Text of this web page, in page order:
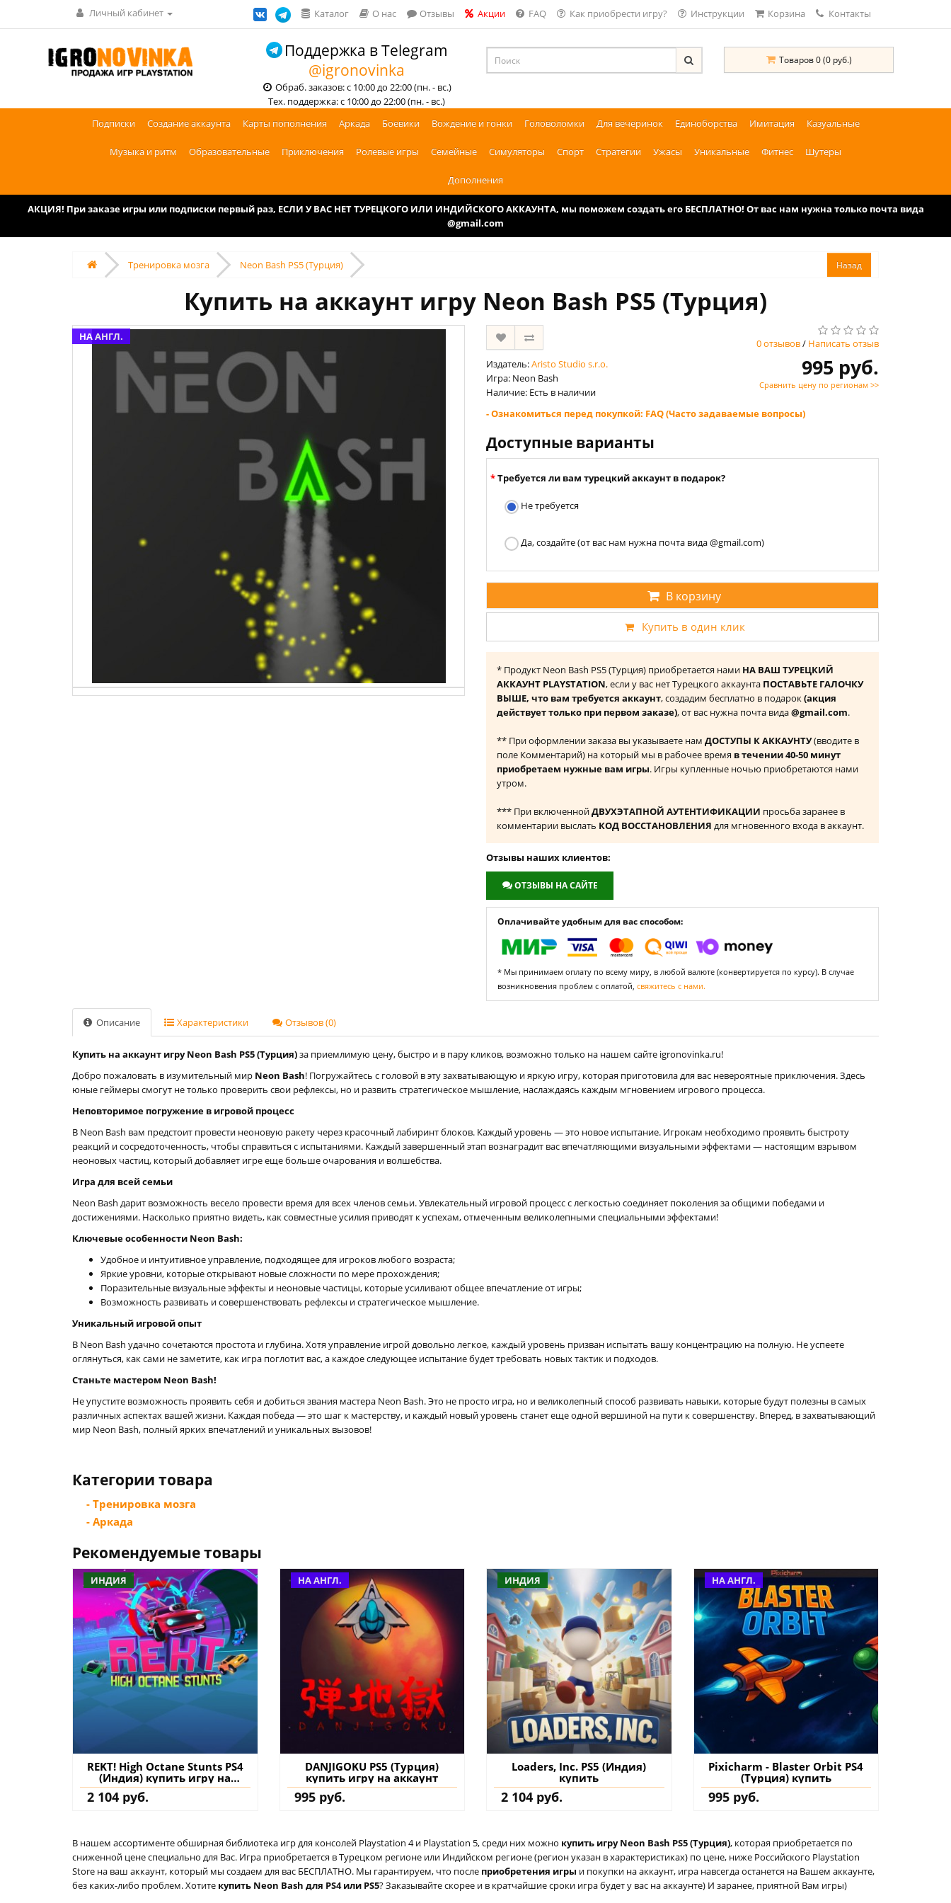
Личный кабинет Каталог О нас Отзывы Акции FAQ Как приобрести игру? Инструкции Корзина Контакты
Поддержка в Telegram
@igronovinka
Обраб. заказов: с 10:00 до 22:00 (пн. - вс.)
Тех. поддержка: с 10:00 до 22:00 (пн. - вс.)
Товаров 0 (0 руб.)
Подписки Создание аккаунта Карты пополнения Аркада Боевики Вождение и гонки Головоломки Для вечеринок Единоборства Имитация Казуальные
Музыка и ритм Образовательные Приключения Ролевые игры Семейные Симуляторы Спорт Стратегии Ужасы Уникальные Фитнес Шутеры
Дополнения
АКЦИЯ! При заказе игры или подписки первый раз, ЕСЛИ У ВАС НЕТ ТУРЕЦКОГО ИЛИ ИНДИЙСКОГО АККАУНТА, мы поможем создать его БЕСПЛАТНО! От вас нам нужна только почта вида
@gmail.com
Тренировка мозга Neon Bash PS5 (Турция)
Купить на аккаунт игру Neon Bash PS5 (Турция)
НА АНГЛ.
0 отзывов/ Написать отзыв
Издатель:Aristo Studio s.r.o.
Игра: Neon Bash
Наличие: Есть в наличии
995 руб.
Сравнить цену по регионам >>
- Ознакомиться перед покупкой: FAQ (Часто задаваемые вопросы)
Доступные варианты
Требуется ли вам турецкий аккаунт в подарок?
Не требуется
Да, создайте (от вас нам нужна почта вида @gmail.com)
В корзину
Купить в один клик
* Продукт Neon Bash PS5 (Турция) приобретается нами НА ВАШ ТУРЕЦКИЙ
АККАУНТ PLAYSTATION, если у вас нет Турецкого аккаунта ПОСТАВЬТЕ ГАЛОЧКУ
ВЫШЕ, что вам требуется аккаунт, создадим бесплатно в подарок(акция
действует только при первом заказе), от вас нужна почта вида@gmail.com.
** При оформлении заказа вы указываете нам ДОСТУПЫ К АККАУНТУ(вводите в
поле Комментарий) на который мы в рабочее время в течении 40-50 минут
приобретаем нужные вам игры. Игры купленные ночью приобретаются нами
утром.
*** При включеннойДВУХЭТАПНОЙ АУТЕНТИФИКАЦИИ просьба заранее в
комментарии выслать КОД ВОССТАНОВЛЕНИЯ для мгновенного входа в аккаунт.
Отзывы наших клиентов:
ОТЗЫВЫ НА САЙТЕ
Оплачивайте удобным для вас способом:
* Мы принимаем оплату по всему миру, в любой валюте (конвертируется по курсу). В случае
возникновения проблем с оплатой, свяжитесь с нами.
Описание Характеристики Отзывов (0)
Купить на аккаунт игру Neon Bash PS5 (Турция)за приемлимую цену, быстро и в пару кликов, возможно только на нашем сайте igronovinka.ru!
Добро пожаловать в изумительный мир Neon Bash! Погружайтесь с головой в эту захватывающую и яркую игру, которая приготовила для вас невероятные приключения. Здесь
юные геймеры смогут не только проверить свои рефлексы, но и развить стратегическое мышление, наслаждаясь каждым мгновением игрового процесса.
Неповторимое погружение в игровой процесс
В Neon Bash вам предстоит провести неоновую ракету через красочный лабиринт блоков. Каждый уровень — это новое испытание. Игрокам необходимо проявить быстроту
реакций и сосредоточенность, чтобы справиться с испытаниями. Каждый завершенный этап вознаградит вас впечатляющими визуальными эффектами — настоящим взрывом
неоновых частиц, который добавляет игре еще больше очарования и волшебства.
Игра для всей семьи
Neon Bash дарит возможность весело провести время для всех членов семьи. Увлекательный игровой процесс с легкостью соединяет поколения за общими победами и
достижениями. Насколько приятно видеть, как совместные усилия приводят к успехам, отмеченным великолепными специальными эффектами!
Ключевые особенности Neon Bash:
Удобное и интуитивное управление, подходящее для игроков любого возраста;
Яркие уровни, которые открывают новые сложности по мере прохождения;
Поразительные визуальные эффекты и неоновые частицы, которые усиливают общее впечатление от игры;
Возможность развивать и совершенствовать рефлексы и стратегическое мышление.
Уникальный игровой опыт
В Neon Bash удачно сочетаются простота и глубина. Хотя управление игрой довольно легкое, каждый уровень призван испытать вашу концентрацию на полную. Не успеете
оглянуться, как сами не заметите, как игра поглотит вас, а каждое следующее испытание будет требовать новых тактик и подходов.
Станьте мастером Neon Bash!
Не упустите возможность проявить себя и добиться звания мастера Neon Bash. Это не просто игра, но и великолепный способ развивать навыки, которые будут полезны в самых
различных аспектах вашей жизни. Каждая победа — это шаг к мастерству, и каждый новый уровень станет еще одной вершиной на пути к совершенству. Вперед, в захватывающий
мир Neon Bash, полный ярких впечатлений и уникальных вызовов!
Категории товара
- Тренировка мозга
- Аркада
Рекомендуемые товары
ИНДИЯ
REKT! High Octane Stunts PS4
(Индия) купить игру на
аккаунт
2 104 руб.
НА АНГЛ.
DANJIGOKU PS5 (Турция)
купить игру на аккаунт
995 руб.
ИНДИЯ
Loaders, Inc. PS5 (Индия)
купить
2 104 руб.
НА АНГЛ.
Pixicharm - Blaster Orbit PS4
(Турция) купить
995 руб.
В нашем ассортименте обширная библиотека игр для консолей Playstation 4 и Playstation 5, среди них можно купить игру Neon Bash PS5 (Турция), которая приобретается по
сниженной цене специально для Вас. Игра приобретается в Турецком регионе или Индийском регионе (регион указан в характеристиках) по цене, ниже Российского Playstation
Store на ваш аккаунт, который мы создаем для вас БЕСПЛАТНО. Мы гарантируем, что после приобретения игры и покупки на аккаунт, игра навсегда останется на Вашем аккаунте,
без каких-либо проблем. Хотите купить Neon Bash для PS4 или PS5? Заказывайте скорее и в кратчайшие сроки игра будет у вас на аккаунте) И заранее, приятной Вам игры)